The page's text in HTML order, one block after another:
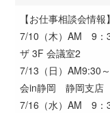
【お仕事相談会情
7/10（木）AM 9：
ザ 3F 会議室2
7/13（日）AM9:30
会in静岡 静岡支店
7/16（水）AM 9：